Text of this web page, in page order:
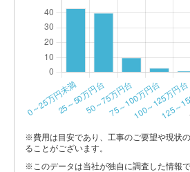
※費用は目安であり、工事のご要望や現状
ることがございます。
※このデータは当社が独自に調査した情報で